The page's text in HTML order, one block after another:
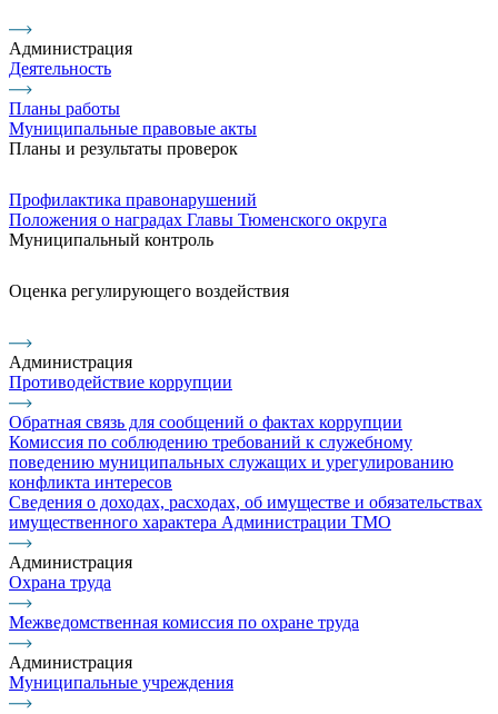
Администрация
Деятельность
Планы работы
Муниципальные правовые акты
Планы и результаты проверок
Профилактика правонарушений
Положения о наградах Главы Тюменского округа
Муниципальный контроль
Оценка регулирующего воздействия
Администрация
Противодействие коррупции
Обратная связь для сообщений о фактах коррупции
Комиссия по соблюдению требований к служебному
поведению муниципальных служащих и урегулированию
конфликта интересов
Сведения о доходах, расходах, об имуществе и обязательствах
имущественного характера Администрации ТМО
Администрация
Охрана труда
Межведомственная комиссия по охране труда
Администрация
Муниципальные учреждения